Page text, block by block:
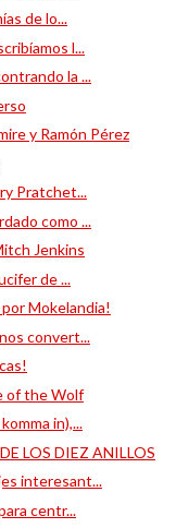
de lo...
l...
la ...
y Ramón Pérez
Pratchet...
como ...
Jenkins
de ...
Mokelandia!
convert...
of the Wolf
in),...
LOS DIEZ ANILLOS
interesant...
centr...